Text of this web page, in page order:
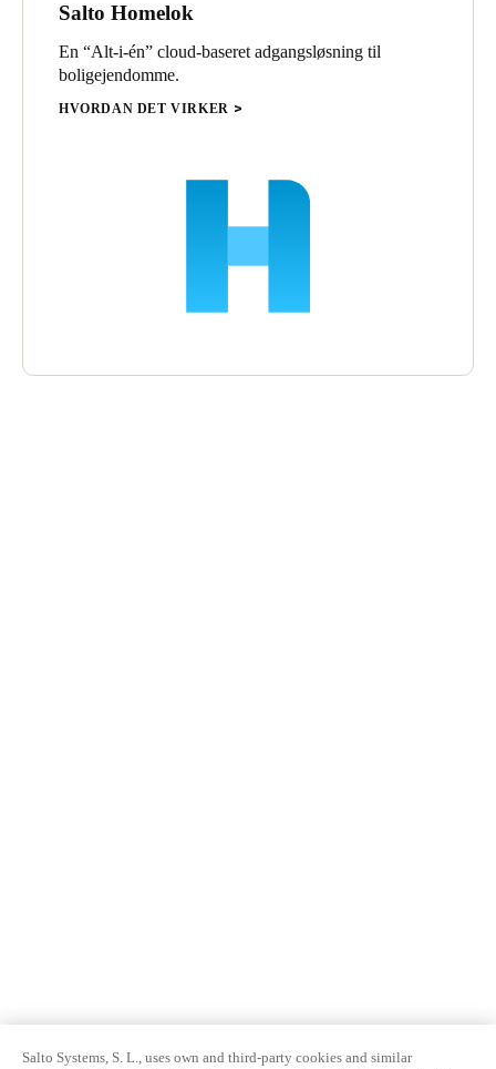
Salto Homelok
En “Alt-i-én” cloud-baseret adgangsløsning til
boligejendomme.
HVORDAN DET VIRKER
Salto Systems, S. L., uses own and third-party cookies and similar